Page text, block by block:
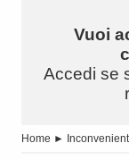
Vuoi
Accedi se
Home ►